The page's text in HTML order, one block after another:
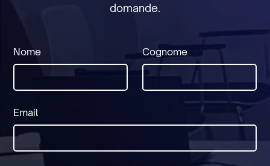
domande.
Nome Cognome
Email